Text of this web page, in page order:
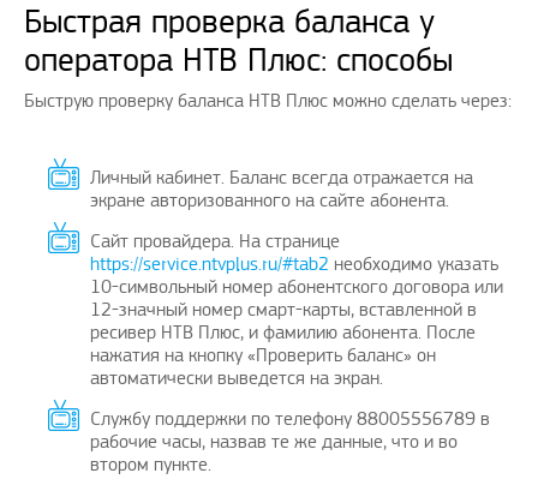
вашему
проблем с
Поздравляю, отличная идея и
Быстрая проверка баланса у
оператора НТВ Плюс: способы
Быструю проверку баланса НТВ Плюс можно сделать через:
Личный кабинет. Баланс всегда отражается на
экране авторизованного на сайте абонента.
Сайт провайдера. На странице
https://service.ntvplus.ru/#tab2 необходимо указать
10-символьный номер абонентского договора или
12-значный номер смарт-карты, вставленной в
ресивер НТВ Плюс, и фамилию абонента. После
нажатия на кнопку «Проверить баланс» он
автоматически выведется на экран.
Службу поддержки по телефону 88005556789 в
рабочие часы, назвав те же данные, что и во
втором пункте.